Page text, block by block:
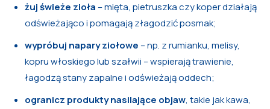
żuj świeże zioła – mięta, pietruszka czy koper działają
odświeżająco i pomagają złagodzić posmak;
wypróbuj napary ziołowe – np. z rumianku, melisy,
kopru włoskiego lub szałwii – wspierają trawienie,
łagodzą stany zapalne i odświeżają oddech;
ogranicz produkty nasilające objaw, takie jak kawa,